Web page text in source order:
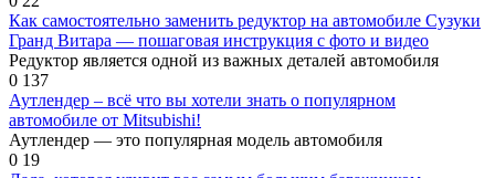
Как самостоятельно заменить редуктор на автомобиле Сузуки
Гранд Витара — пошаговая инструкция с фото и видео
Редуктор является одной из важных деталей автомобиля
0 137
Аутлендер – всё что вы хотели знать о популярном
автомобиле от Mitsubishi!
Аутлендер — это популярная модель автомобиля
0 19